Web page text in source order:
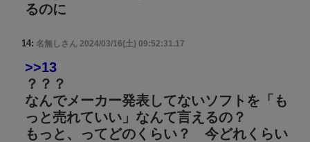
るのに
14: 名無しさん 2024/03/16(土) 09:52:31.17
>>13
？？？
なんでメーカー発表してないソフトを「も
っと売れていい」なんて言えるの？
もっと、ってどのくらい？ 今どれくらい